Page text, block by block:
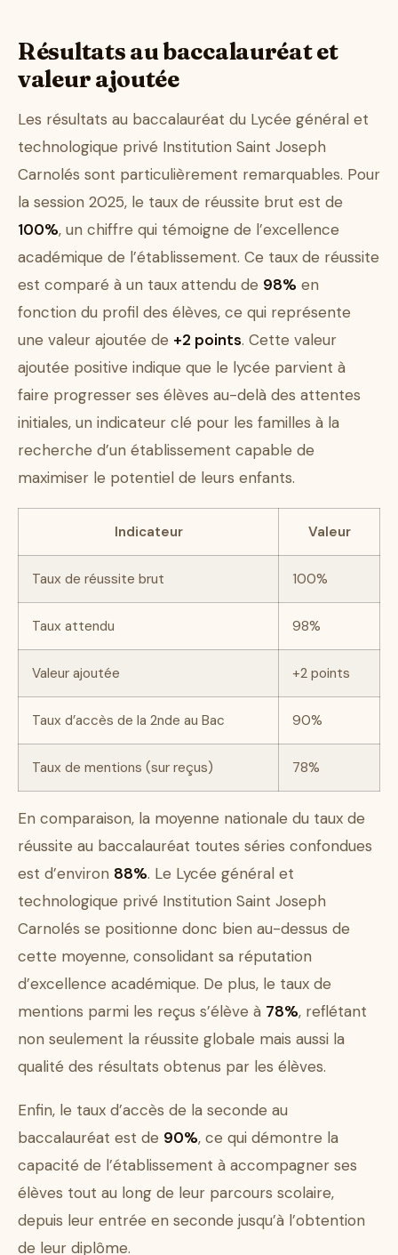
Résultats au baccalauréat et
valeur ajoutée
Les résultats au baccalauréat du Lycée général et
technologique privé Institution Saint Joseph
Carnolés sont particulièrement remarquables. Pour
la session 2025, le taux de réussite brut est de
100%, un chiffre qui témoigne de l’excellence
académique de l’établissement. Ce taux de réussite
est comparé à un taux attendu de 98% en
fonction du profil des élèves, ce qui représente
une valeur ajoutée de +2 points. Cette valeur
ajoutée positive indique que le lycée parvient à
faire progresser ses élèves au-delà des attentes
initiales, un indicateur clé pour les familles à la
recherche d’un établissement capable de
maximiser le potentiel de leurs enfants.
Indicateur Valeur
Taux de réussite brut 100%
Taux attendu 98%
Valeur ajoutée +2 points
Taux d’accès de la 2nde au Bac 90%
Taux de mentions (sur reçus) 78%
En comparaison, la moyenne nationale du taux de
réussite au baccalauréat toutes séries confondues
est d’environ 88%. Le Lycée général et
technologique privé Institution Saint Joseph
Carnolés se positionne donc bien au-dessus de
cette moyenne, consolidant sa réputation
d’excellence académique. De plus, le taux de
mentions parmi les reçus s’élève à 78%, reflétant
non seulement la réussite globale mais aussi la
qualité des résultats obtenus par les élèves.
Enfin, le taux d’accès de la seconde au
baccalauréat est de 90%, ce qui démontre la
capacité de l’établissement à accompagner ses
élèves tout au long de leur parcours scolaire,
depuis leur entrée en seconde jusqu’à l’obtention
de leur diplôme.